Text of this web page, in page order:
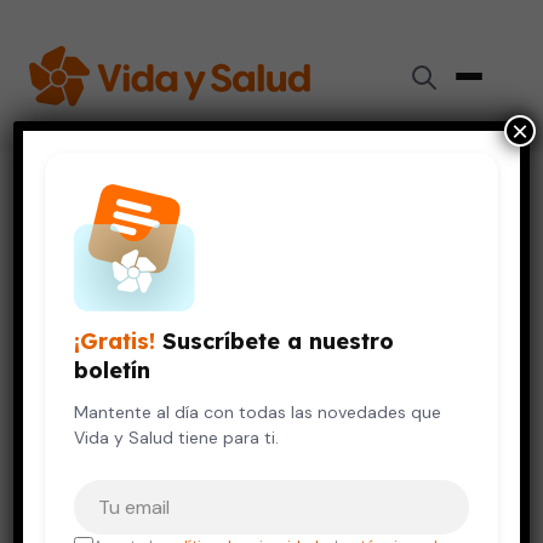
Videos de Salud
Los hombres: víctimas inesperadas del cáncer de seno
SALUD DEL HOMBRE
Los hombres: víctimas
inesperadas del cáncer de seno
16 de marzo, 2017
¡Gratis! Suscríbete a nuestro
boletín
Mantente al día con todas las novedades que
Vida y Salud tiene para ti.
×